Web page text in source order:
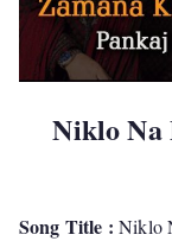
Niklo Na
Song Title : Niklo